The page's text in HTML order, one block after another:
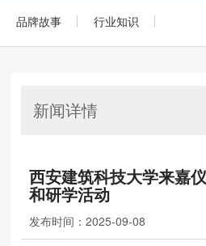
品牌故事 行业知识
新闻详情
西安建筑科技大学来嘉
和研学活动
发布时间：2025-09-08